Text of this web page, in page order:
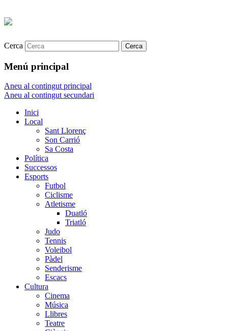
Cerca
Menú principal
Aneu al contingut principal
Aneu al contingut secundari
Inici
Local
Sant Llorenç
Son Carrió
Sa Costa
Política
Successos
Esports
Futbol
Ciclisme
Atletisme
Duatló
Triatló
Judo
Tennis
Voleibol
Pàdel
Senderisme
Escacs
Cultura
Cinema
Música
Llibres
Teatre